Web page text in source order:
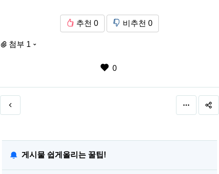
추천 0 비추천 0
첨부 1
0
게시물 쉽게올리는 꿀팁!